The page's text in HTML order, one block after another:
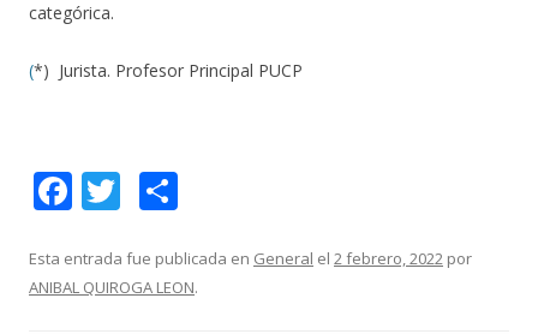
categórica.
(*) Jurista. Profesor Principal PUCP
F
e
b
T
itt
er
m
p
Esta entrada fue publicada en General el 2 febrero, 2022 por
ANIBAL QUIROGA LEON.